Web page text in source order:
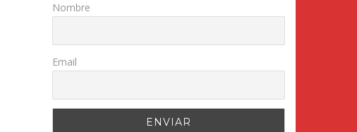
Nombre
Email